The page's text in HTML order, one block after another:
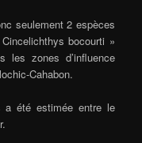
seulement 2 espèces
bocourti »
les zones d’influence
Cahabon.
a été estimée entre le